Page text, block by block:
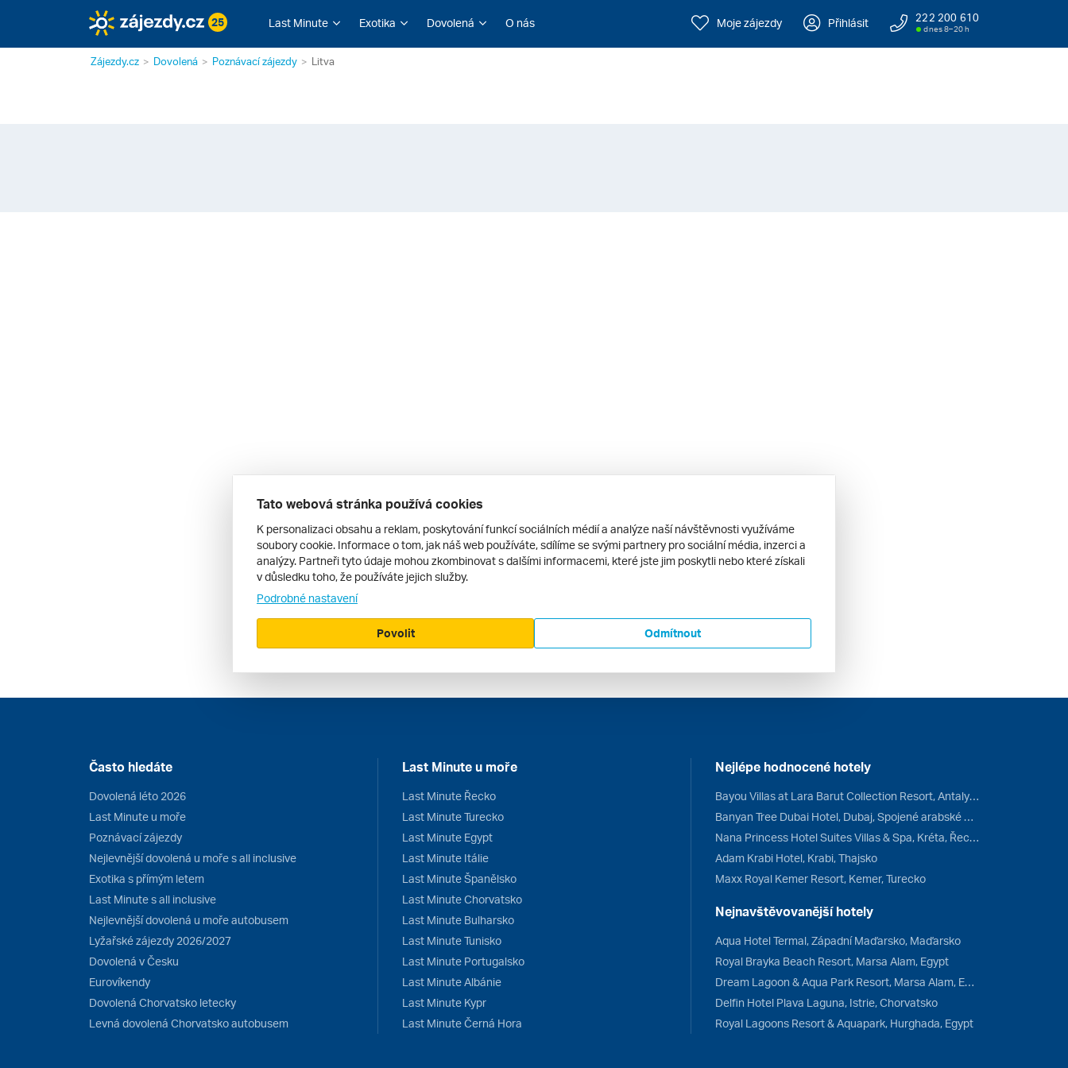
25 Last Minute Exotika Dovolená O nás Moje zájezdy Přihlásit 222 200 610
dnes 8–20 h
Zájezdy.cz Dovolená Poznávací zájezdy Litva
Často hledáte
Dovolená léto 2026
Last Minute u moře
Poznávací zájezdy
Nejlevnější dovolená u moře s all inclusive
Exotika s přímým letem
Last Minute s all inclusive
Nejlevnější dovolená u moře autobusem
Lyžařské zájezdy 2026/2027
Dovolená v Česku
Eurovíkendy
Dovolená Chorvatsko letecky
Levná dovolená Chorvatsko autobusem
Last Minute u moře
Last Minute Řecko
Last Minute Turecko
Last Minute Egypt
Last Minute Itálie
Last Minute Španělsko
Last Minute Chorvatsko
Last Minute Bulharsko
Last Minute Tunisko
Last Minute Portugalsko
Last Minute Albánie
Last Minute Kypr
Last Minute Černá Hora
Nejlépe hodnocené hotely
Bayou Villas at Lara Barut Collection Resort, Antalya, Turecko
Banyan Tree Dubai Hotel, Dubaj, Spojené arabské emiráty
Nana Princess Hotel Suites Villas & Spa, Kréta, Řecko
Adam Krabi Hotel, Krabi, Thajsko
Maxx Royal Kemer Resort, Kemer, Turecko
Nejnavštěvovanější hotely
Aqua Hotel Termal, Západní Maďarsko, Maďarsko
Royal Brayka Beach Resort, Marsa Alam, Egypt
Dream Lagoon & Aqua Park Resort, Marsa Alam, Egypt
Delfin Hotel Plava Laguna, Istrie, Chorvatsko
Royal Lagoons Resort & Aquapark, Hurghada, Egypt
Tato webová stránka používá cookies
K personalizaci obsahu a reklam, poskytování funkcí sociálních médií a analýze naší návštěvnosti využíváme
soubory cookie. Informace o tom, jak náš web používáte, sdílíme se svými partnery pro sociální média, inzerci a
analýzy. Partneři tyto údaje mohou zkombinovat s dalšími informacemi, které jste jim poskytli nebo které získali
v důsledku toho, že používáte jejich služby.
Podrobné nastavení
Odmítnout
Povolit